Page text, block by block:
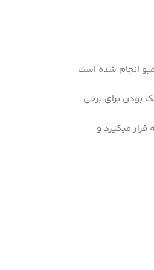
انجام شده است
بودن برای برخی
میکیرد و